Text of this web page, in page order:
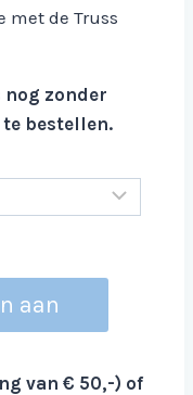
de Truss
nog zonder
te bestellen.
aan
van € 50,-) of